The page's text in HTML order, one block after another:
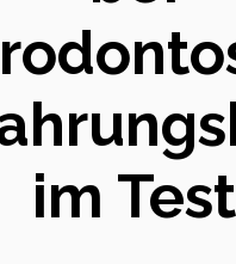
im Test